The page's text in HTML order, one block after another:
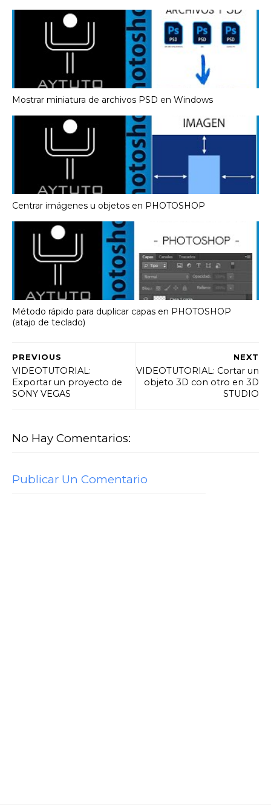
Mostrar miniatura de archivos PSD en Windows
Centrar imágenes u objetos en PHOTOSHOP
Método rápido para duplicar capas en PHOTOSHOP
(atajo de teclado)
NEXT
VIDEOTUTORIAL: Cortar un
objeto 3D con otro en 3D
STUDIO
PREVIOUS
VIDEOTUTORIAL:
Exportar un proyecto de
SONY VEGAS
No Hay Comentarios:
Publicar Un Comentario